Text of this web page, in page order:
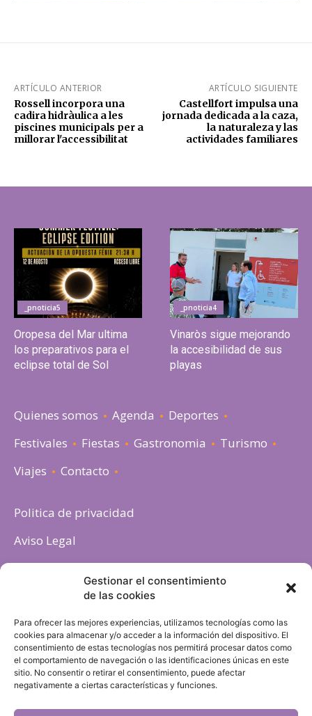
Gestionar el consentimiento
de las cookies
Para ofrecer las mejores experiencias, utilizamos tecnologías como las
cookies para almacenar y/o acceder a la información del dispositivo. El
consentimiento de estas tecnologías nos permitirá procesar datos como
el comportamiento de navegación o las identificaciones únicas en este
sitio. No consentir o retirar el consentimiento, puede afectar
negativamente a ciertas características y funciones.
ARTÍCULO ANTERIOR
Rossell incorpora una
cadira hidràulica a les
piscines municipals per a
millorar l'accessibilitat
ARTÍCULO SIGUIENTE
Castellfort impulsa una
jornada dedicada a la caza,
la naturaleza y las
actividades familiares
_pnoticia5
Oropesa del Mar ultima
los preparativos para el
eclipse total de Sol
_pnoticia4
Vinaròs sigue mejorando
la accesibilidad de sus
playas
Quienes somos Agenda
Deportes
Festivales
Fiestas Gastronomia
Turismo
Viajes
Contacto
Politica de privacidad
Aviso Legal
Política de cookies